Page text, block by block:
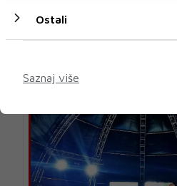
Ostali
Saznaj više